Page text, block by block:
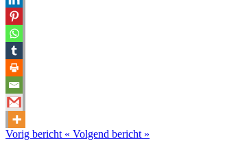
Vorig bericht « Volgend bericht »